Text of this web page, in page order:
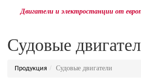
Двигатели и электростанции от
Судовые
Продукция Судовые двигатели